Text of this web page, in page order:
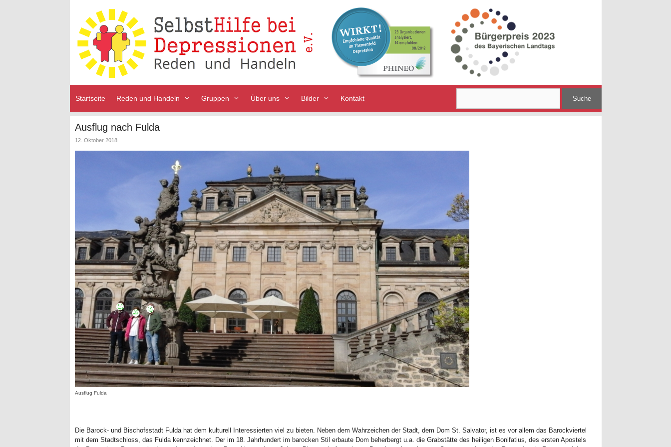
Startseite Reden und Handeln Gruppen Über uns Bilder Kontakt
Ausflug nach Fulda
12. Oktober 2018
Ausflug Fulda
Die Barock- und Bischofsstadt Fulda hat dem kulturell Interessierten viel zu bieten. Neben dem Wahrzeichen der Stadt, dem Dom St. Salvator, ist es vor allem das Barockviertel
mit dem Stadtschloss, das Fulda kennzeichnet. Der im 18. Jahrhundert im barocken Stil erbaute Dom beherbergt u.a. die Grabstätte des heiligen Bonifatius, des ersten Apostels